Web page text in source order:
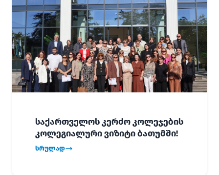
საქართველოს კერძო კოლეჯების
კოლეგიალური ვიზიტი ბათუმში!
სრულად